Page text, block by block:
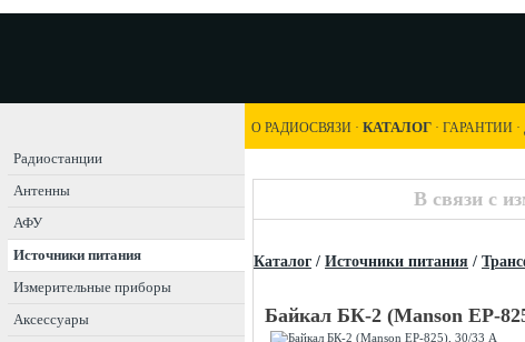
Радиостанции
Антенны
АФУ
Источники питания
Измерительные приборы
Аксессуары
О РАДИОСВЯЗИ · КАТАЛОГ · ГАРАНТИИ ·
В связи с
Каталог / Источники питания /
Байкал БК-2 (Manson EP-